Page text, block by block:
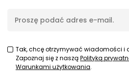
Tak, chcę otrzymywać wiadomości i
Zapoznaj się z naszą Polityką
Warunkami użytkowania.